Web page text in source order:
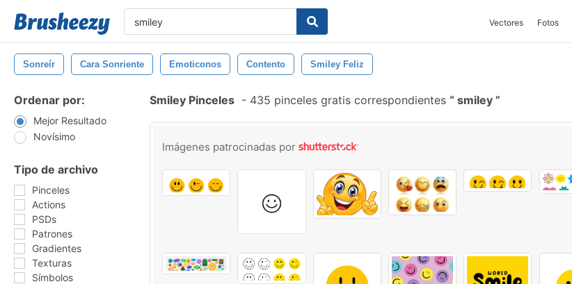
Vectores Fotos
Sonreír Cara Sonriente Emoticonos Contento Smiley Feliz
Ordenar por:
Mejor Resultado
Novísimo
Tipo de archivo
Pinceles
Actions
PSDs
Patrones
Gradientes
Texturas
Símbolos
Smiley Pinceles - 435 pinceles gratis correspondientes smiley
Imágenes patrocinadas por